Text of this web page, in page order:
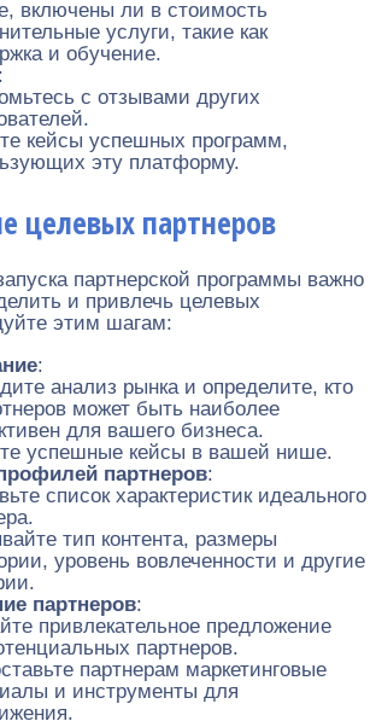
включены ли в стоимость
услуги, такие как
и обучение.
:
с отзывами других
кейсы успешных программ,
эту платформу.
целевых партнеров
партнерской программы важно
и привлечь целевых
этим шагам:
:
анализ рынка и определите, кто
может быть наиболее
для вашего бизнеса.
успешные кейсы в вашей нише.
партнеров:
список характеристик идеального
тип контента, размеры
уровень вовлеченности и другие
партнеров:
привлекательное предложение
партнеров.
партнерам маркетинговые
и инструменты для